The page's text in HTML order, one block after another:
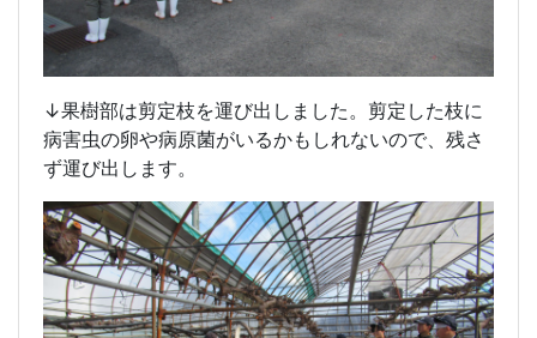
↓果樹部は剪定枝を運び出しました。剪定した枝に
病害虫の卵や病原菌がいるかもしれないので、残さ
ず運び出します。